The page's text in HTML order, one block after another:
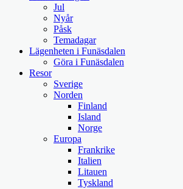
Jul
Nyår
Påsk
Temadagar
Lägenheten i Funäsdalen
Göra i Funäsdalen
Resor
Sverige
Norden
Finland
Island
Norge
Europa
Frankrike
Italien
Litauen
Tyskland